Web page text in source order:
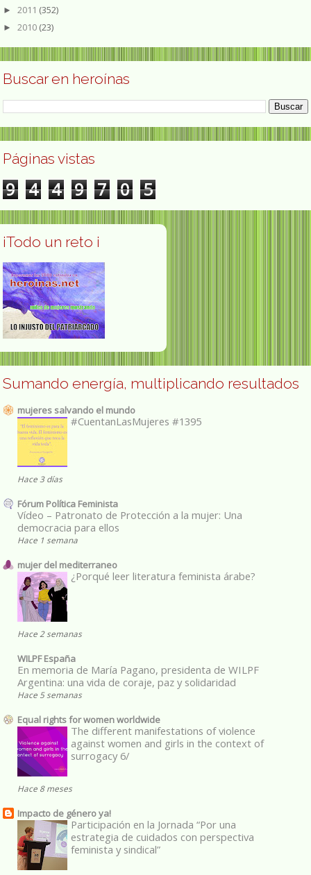
► 2011 (352)
► 2010 (23)
Buscar en heroínas
Páginas vistas
9 4 4 9 7 0 5
¡Todo un reto ¡
Sumando energía, multiplicando resultados
mujeres salvando el mundo
#CuentanLasMujeres #1395
Hace 3 días
Fórum Política Feminista
Vídeo – Patronato de Protección a la mujer: Una
democracia para ellos
Hace 1 semana
mujer del mediterraneo
¿Porqué leer literatura feminista árabe?
Hace 2 semanas
WILPF España
En memoria de María Pagano, presidenta de WILPF
Argentina: una vida de coraje, paz y solidaridad
Hace 5 semanas
Equal rights for women worldwide
The different manifestations of violence
against women and girls in the context of
surrogacy 6/
Hace 8 meses
Impacto de género ya!
Participación en la Jornada “Por una
estrategia de cuidados con perspectiva
feminista y sindical”